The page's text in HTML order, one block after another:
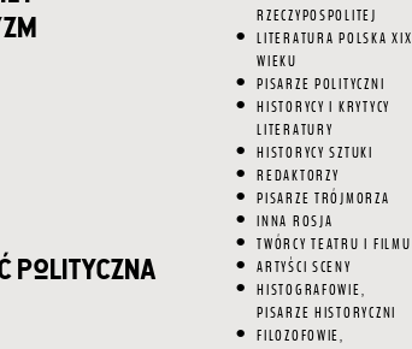
RZECZYPOSPOLITEJ
LITERATURA POLSKA XIX
WIEKU
PISARZE POLITYCZNI
HISTORYCY I KRYTYCY
LITERATURY
HISTORYCY SZTUKI
REDAKTORZY
PISARZE TRÓJMORZA
INNA ROSJA
TWÓRCY TEATRU I FILMU
ARTYŚCI SCENY
HISTOGRAFOWIE,
PISARZE HISTORYCZNI
FILOZOFOWIE,
polityczna